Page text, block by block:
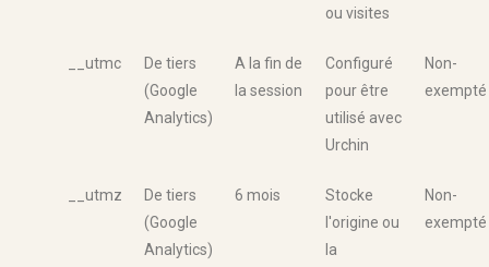
ou visites
__utmc
De tiers
(Google
Analytics)
A la fin de
la session
Configuré
pour être
utilisé avec
Urchin
Non-
exempté
__utmz
De tiers
(Google
Analytics)
6 mois
Stocke
l'origine ou
la
Non-
exempté